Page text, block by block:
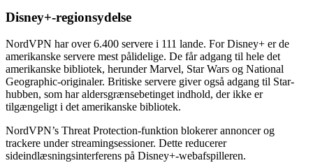
Disney+-regionsydelse
NordVPN har over 6.400 servere i 111 lande. For Disney+ er de
amerikanske servere mest pålidelige. De får adgang til hele det
amerikanske bibliotek, herunder Marvel, Star Wars og National
Geographic-originaler. Britiske servere giver også adgang til Star-
hubben, som har aldersgrænsebetinget indhold, der ikke er
tilgængeligt i det amerikanske bibliotek.
NordVPN’s Threat Protection-funktion blokerer annoncer og
trackere under streamingsessioner. Dette reducerer
sideindlæsningsinterferens på Disney+-webafspilleren.